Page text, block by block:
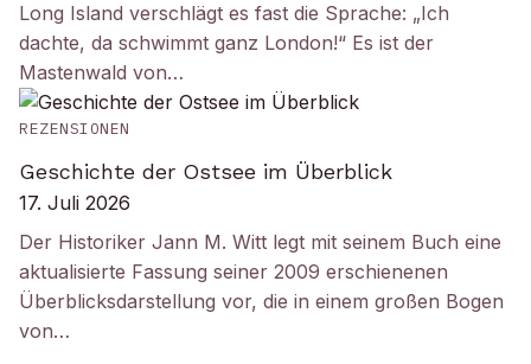
Long Island verschlägt es fast die Sprache: „Ich
dachte, da schwimmt ganz London!“ Es ist der
Mastenwald von…
REZENSIONEN
Geschichte der Ostsee im Überblick
17. Juli 2026
Der Historiker Jann M. Witt legt mit seinem Buch eine
aktualisierte Fassung seiner 2009 erschienenen
Überblicksdarstellung vor, die in einem großen Bogen
von…